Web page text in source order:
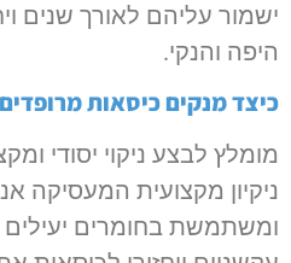
ישמור עליהם לאורך שנים
היפה והנקי.
כיצד מנקים כיסאות מרופדים
מומלץ לבצע ניקוי יסודי
ניקיון מקצועית המעסיקה
ומשתמשת בחומרים יעילים